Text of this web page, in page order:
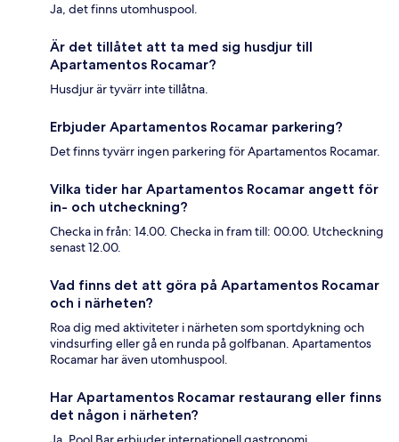
Ja, det finns utomhuspool.
Är det tillåtet att ta med sig husdjur till
Apartamentos Rocamar?
Husdjur är tyvärr inte tillåtna.
Erbjuder Apartamentos Rocamar parkering?
Det finns tyvärr ingen parkering för Apartamentos Rocamar.
Vilka tider har Apartamentos Rocamar angett för
in- och utcheckning?
Checka in från: 14.00. Checka in fram till: 00.00. Utcheckning
senast 12.00.
Vad finns det att göra på Apartamentos Rocamar
och i närheten?
Roa dig med aktiviteter i närheten som sportdykning och
vindsurfing eller gå en runda på golfbanan. Apartamentos
Rocamar har även utomhuspool.
Har Apartamentos Rocamar restaurang eller finns
det någon i närheten?